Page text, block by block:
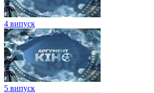
4 випуск
5 випуск